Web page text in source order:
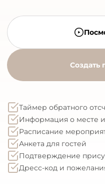
Создать
Таймер обратного
Информация о месте
Расписание
Анкета для гостей
Подтверждение
Дресс-код и